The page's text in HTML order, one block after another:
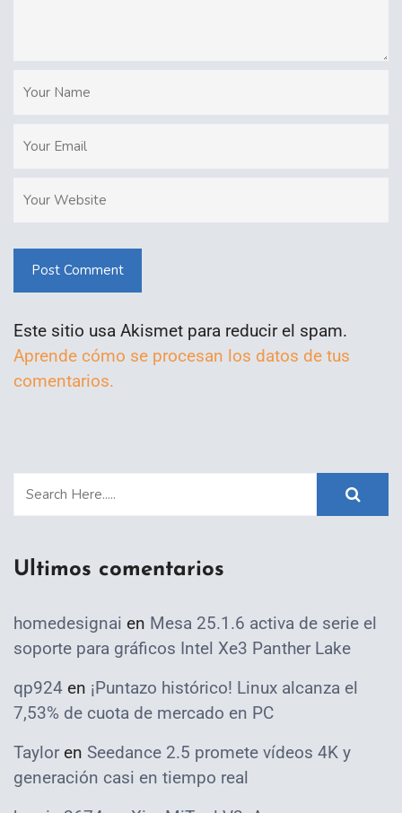
Post Comment
Este sitio usa Akismet para reducir el spam.
Aprende cómo se procesan los datos de tus
comentarios.
Ultimos comentarios
homedesignai en Mesa 25.1.6 activa de serie el
soporte para gráficos Intel Xe3 Panther Lake
qp924 en ¡Puntazo histórico! Linux alcanza el
7,53% de cuota de mercado en PC
Taylor en Seedance 2.5 promete vídeos 4K y
generación casi en tiempo real